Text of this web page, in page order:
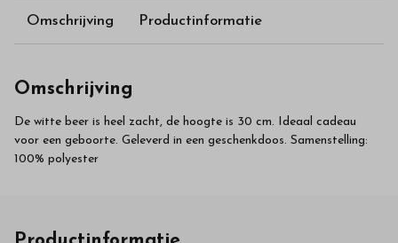
Omschrijving Productinformatie
Omschrijving
De witte beer is heel zacht, de hoogte is 30 cm. Ideaal cadeau
voor een geboorte. Geleverd in een geschenkdoos. Samenstelling:
100% polyester